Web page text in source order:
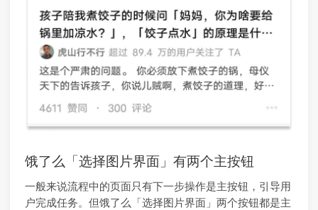
饿了么「选择图片界面」有两个主按钮
一般来说流程中的页面只有下一步操作是主按钮，引导用
户完成任务。但饿了么「选择图片界面」两个按钮都是主